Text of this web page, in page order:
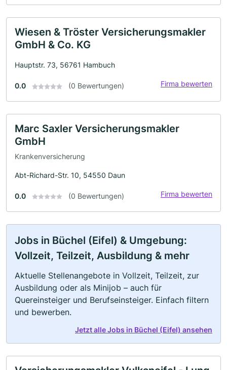
Wiesen & Tröster Versicherungsmakler
GmbH & Co. KG
Hauptstr. 73, 56761 Hambuch
0.0 (0 Bewertungen) Firma bewerten
Marc Saxler Versicherungsmakler
GmbH
Krankenversicherung
Abt-Richard-Str. 10, 54550 Daun
0.0 (0 Bewertungen) Firma bewerten
Jobs in Büchel (Eifel) & Umgebung:
Vollzeit, Teilzeit, Ausbildung & mehr
Aktuelle Stellenangebote in Vollzeit, Teilzeit, zur
Ausbildung oder als Minijob – auch für
Quereinsteiger und Berufseinsteiger. Einfach filtern
und bewerben.
Jetzt alle Jobs in Büchel (Eifel) ansehen